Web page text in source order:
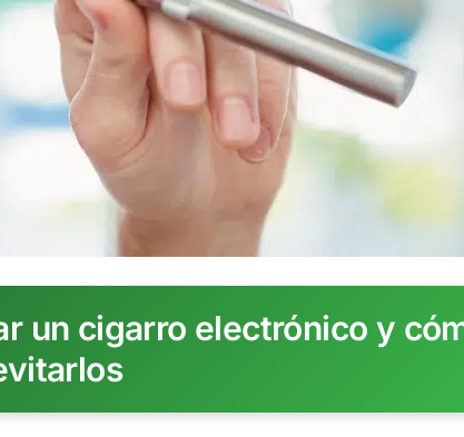
un cigarro electrónico y